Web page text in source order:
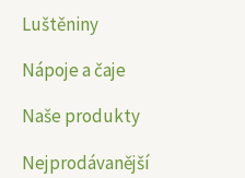
Luštěniny
Nápoje a čaje
Naše produkty
Nejprodávanější